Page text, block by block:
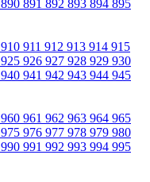
890 891 892 893 894 895
910 911 912 913 914 915
925 926 927 928 929 930
940 941 942 943 944 945
960 961 962 963 964 965
975 976 977 978 979 980
990 991 992 993 994 995